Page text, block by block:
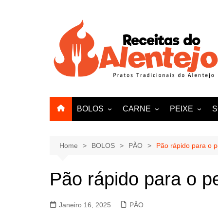
BOLOS CARNE
VACA
PATO
PERU
PEIXE
Home BOLOS PÃO Pão rápido para o
Pão rápido para o
Janeiro 16, 2025 PÃO